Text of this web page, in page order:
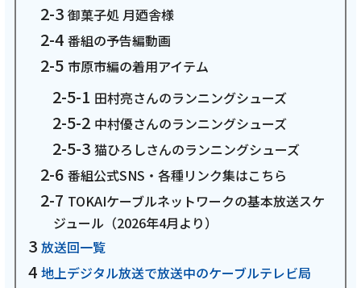
お電話でのお問い合わせ
Webメール
御菓子処 月廼舎様
番組の予告編動画
市原市編の着用アイテム
田村亮さんのランニングシューズ
中村優さんのランニングシューズ
猫ひろしさんのランニングシューズ
番組公式SNS・各種リンク集はこちら
TOKAIケーブルネットワークの基本放送スケ
ジュール（2026年4月より）
放送回一覧
地上デジタル放送で放送中のケーブルテレビ局